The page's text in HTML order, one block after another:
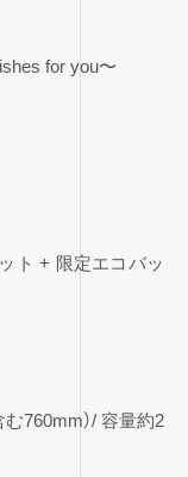
for you〜
ト + 限定エコバッ
む760mm）/ 容量約2